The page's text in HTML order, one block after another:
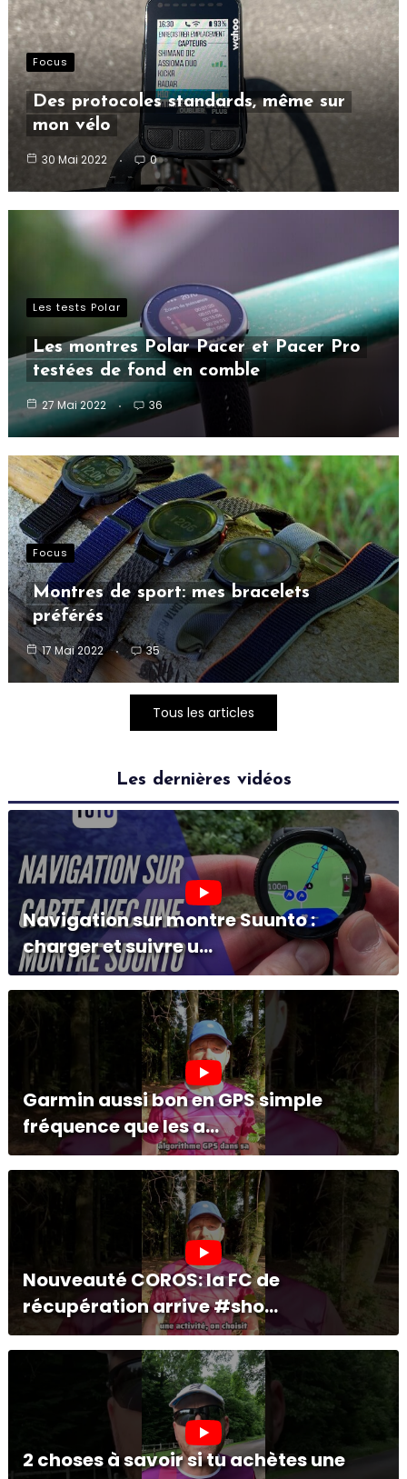
Focus
Des protocoles standards, même sur
mon vélo
30 Mai 2022 0
Les tests Polar
Les montres Polar Pacer et Pacer Pro
testées de fond en comble
27 Mai 2022 36
Focus
Montres de sport: mes bracelets
préférés
17 Mai 2022 35
Tous les articles
Les dernières vidéos
Navigation sur montre Suunto :
charger et suivre u...
Garmin aussi bon en GPS simple
fréquence que les a...
Nouveauté COROS: la FC de
récupération arrive #sho...
2 choses à savoir si tu achètes une